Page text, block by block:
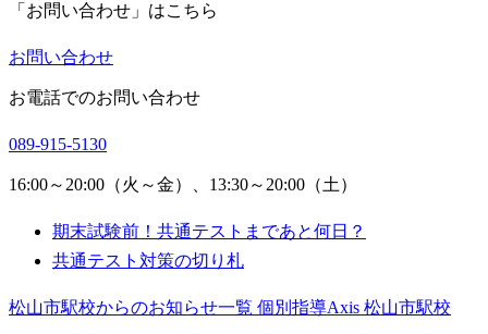
「お問い合わせ」はこちら
お問い合わせ
お電話でのお問い合わせ
089-915-5130
16:00～20:00（火～金）、13:30～20:00（土）
期末試験前！共通テストまであと何日？
共通テスト対策の切り札
松山市駅校からのお知らせ一覧 個別指導Axis 松山市駅校